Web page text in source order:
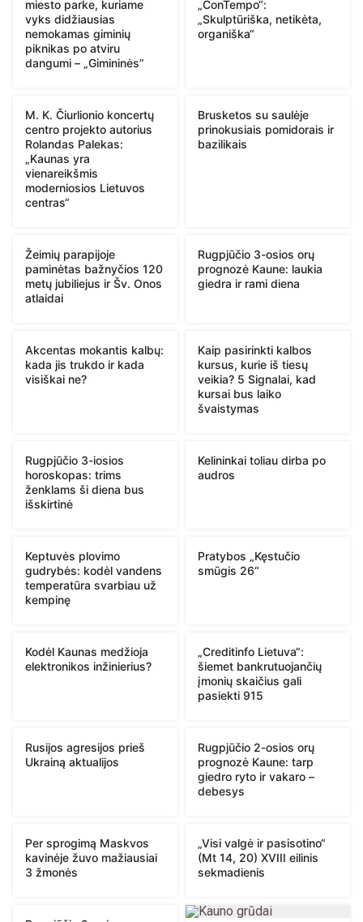
miesto parke, kuriame
vyks didžiausias
nemokamas giminių
piknikas po atviru
dangumi – „Gimininės”
„ConTempo“:
„Skulptūriška, netikėta,
organiška“
M. K. Čiurlionio koncertų
centro projekto autorius
Rolandas Palekas:
„Kaunas yra
vienareikšmis
moderniosios Lietuvos
centras“
Brusketos su saulėje
prinokusiais pomidorais ir
bazilikais
Žeimių parapijoje
paminėtas bažnyčios 120
metų jubiliejus ir Šv. Onos
atlaidai
Rugpjūčio 3-osios orų
prognozė Kaune: laukia
giedra ir rami diena
Akcentas mokantis kalbų:
kada jis trukdo ir kada
visiškai ne?
Kaip pasirinkti kalbos
kursus, kurie iš tiesų
veikia? 5 Signalai, kad
kursai bus laiko
švaistymas
Rugpjūčio 3-iosios
horoskopas: trims
ženklams ši diena bus
išskirtinė
Kelininkai toliau dirba po
audros
Keptuvės plovimo
gudrybės: kodėl vandens
temperatūra svarbiau už
kempinę
Pratybos „Kęstučio
smūgis 26“
Kodėl Kaunas medžioja
elektronikos inžinierius?
„Creditinfo Lietuva“:
šiemet bankrutuojančių
įmonių skaičius gali
pasiekti 915
Rusijos agresijos prieš
Ukrainą aktualijos
Rugpjūčio 2-osios orų
prognozė Kaune: tarp
giedro ryto ir vakaro –
debesys
Per sprogimą Maskvos
kavinėje žuvo mažiausiai
3 žmonės
„Visi valgė ir pasisotino“
(Mt 14, 20) XVIII eilinis
sekmadienis